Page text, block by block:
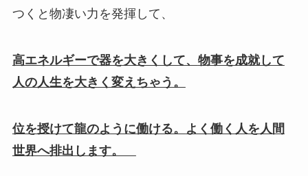
つくと物凄い力を発揮して、
高エネルギーで器を大きくして、 物事を成就して
人の人生を大きく変えちゃう。
位を授けて龍のように働ける。
よく働く人を人間
世界へ排出します。